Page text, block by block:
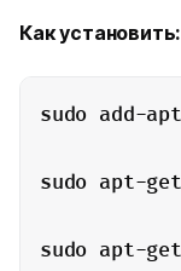
Как установить:
sudo add-
sudo apt-
sudo apt-